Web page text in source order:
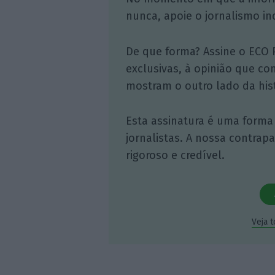
nunca, apoie o jornalismo
De que forma? Assine o
exclusivas, à opinião que
mostram o outro lado da
Esta assinatura é uma
jornalistas. A nossa
rigoroso e credível.
Veja